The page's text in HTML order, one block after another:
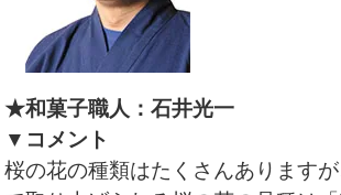
★和菓子職人：石井光一
▼コメント
桜の花の種類はたくさんあります